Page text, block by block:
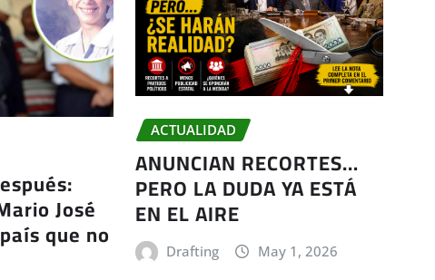
José
que no
ACTUALIDAD
ANUNCIAN RECORTES…
PERO LA DUDA YA ESTÁ
EN EL AIRE
Drafting May 1, 2026